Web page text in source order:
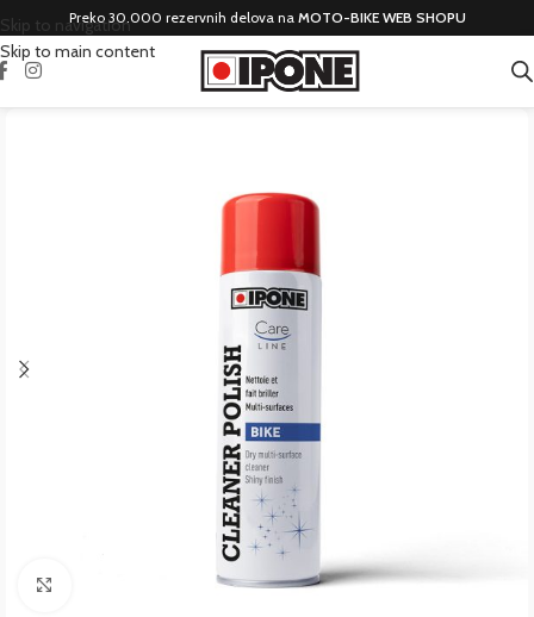
Skip to navigation
Skip to main content
Preko 30.000 rezervnih delova na MOTO-BIKE WEB SHOPU